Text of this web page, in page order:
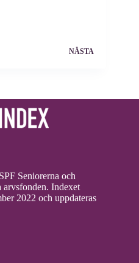
NÄSTA
Seniorerna och
arvsfonden. Indexet
2022 och uppdateras